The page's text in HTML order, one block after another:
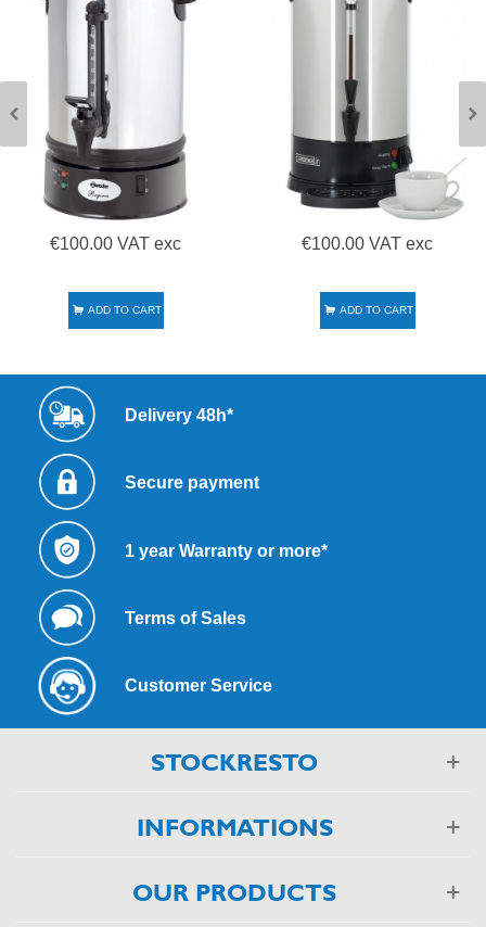
€100.00 VAT exc
ADD TO CART
€100.00 VAT exc
ADD TO CART
Delivery 48h*
Secure payment
1 year Warranty or more*
Terms of Sales
Customer Service
STOCKRESTO
INFORMATIONS
OUR PRODUCTS